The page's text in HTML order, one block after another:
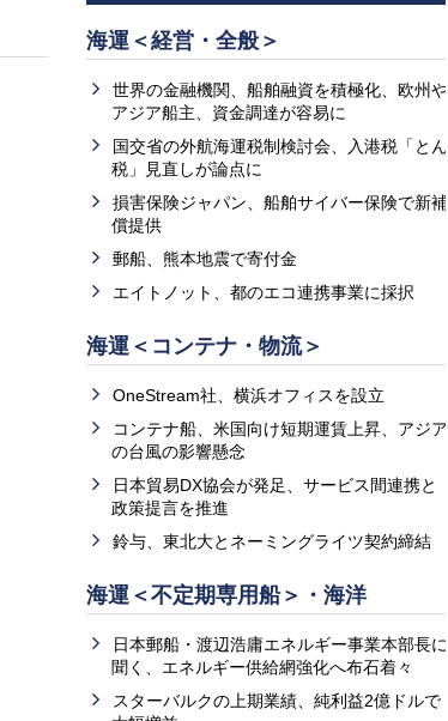
海運＜経営・全般＞
世界の金融機関、船舶融資を積極化、欧州や
アジア船主、資金調達が容易に
国交省の外航海運税制検討会、入港税「とん
税」見直しが論点に
損害保険ジャパン、船舶サイバー保険で新補
償提供
郵船、熊本地震で寄付金
エイトノット、都のエコ連携事業に採択
海運＜コンテナ・物流＞
OneStream社、横浜オフィスを設立
コンテナ船、米国向け短期運賃上昇、アジア
の台風の影響懸念
日本貿易DX協会が発足、サービス間連携と
政策提言を推進
鈴与、東北大とネーミングライツ契約締結
海運＜不定期専用船＞・海洋
日本郵船・渡辺浩庸エネルギー事業本部長に
聞く、エネルギー供給網強化へ布石着々
スターバルクの上期業績、純利益2億ドルで